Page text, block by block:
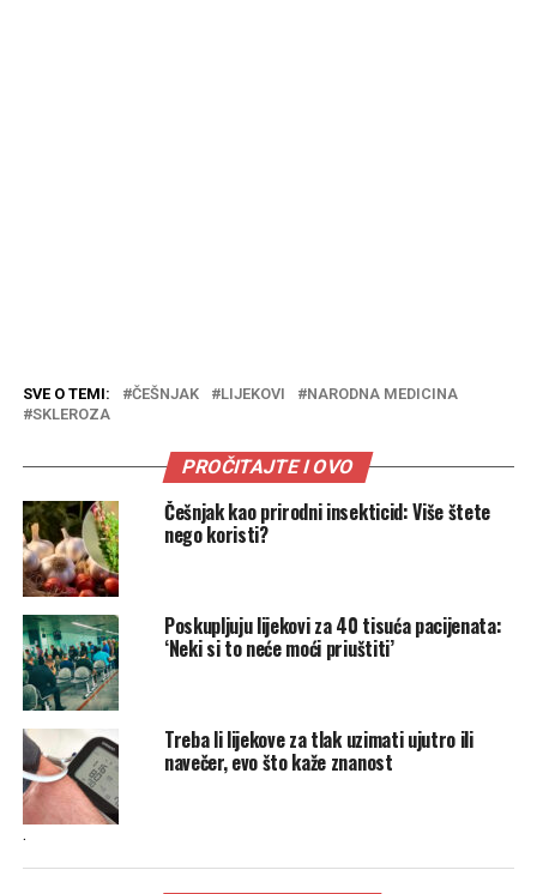
SVE O TEMI: ČEŠNJAK LIJEKOVI
NARODNA MEDICINA
SKLEROZA
PROČITAJTE I OVO
Češnjak kao prirodni insekticid: Više štete
nego koristi?
Poskupljuju lijekovi za 40 tisuća pacijenata:
‘Neki si to neće moći priuštiti’
Treba li lijekove za tlak uzimati ujutro ili
navečer, evo što kaže znanost
.